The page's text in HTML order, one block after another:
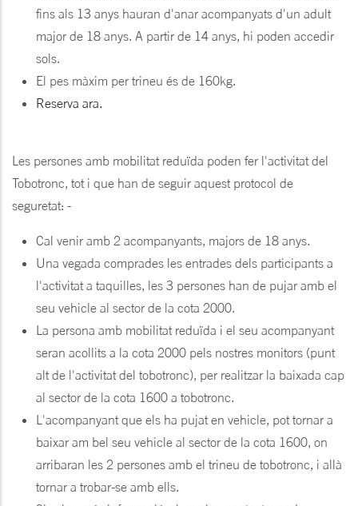
fins als 13 anys hauran d'anar acompanyats d'un adult
major de 18 anys. A partir de 14 anys, hi poden accedir
sols.
El pes màxim per trineu és de 160kg.
Reserva ara.
Les persones amb mobilitat reduïda poden fer l'activitat del
Tobotronc, tot i que han de seguir aquest protocol de
seguretat: -
Cal venir amb 2 acompanyants, majors de 18 anys.
Una vegada comprades les entrades dels participants a
l'activitat a taquilles, les 3 persones han de pujar amb el
seu vehicle al sector de la cota 2000.
La persona amb mobilitat reduïda i el seu acompanyant
seran acollits a la cota 2000 pels nostres monitors (punt
alt de l'activitat del tobotronc), per realitzar la baixada cap
al sector de la cota 1600 a tobotronc.
L'acompanyant que els ha pujat en vehicle, pot tornar a
baixar am bel seu vehicle al sector de la cota 1600, on
arribaran les 2 persones amb el trineu de tobotronc, i allà
tornar a trobar-se amb ells.